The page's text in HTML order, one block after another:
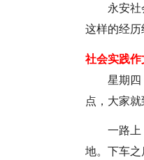
永安社
这样的经历
社会实践作
星期
点，大家
一路上
地。下车